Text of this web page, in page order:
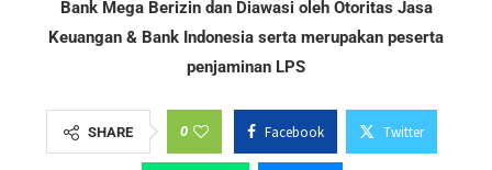
Bank Mega Berizin dan Diawasi oleh Otoritas Jasa
Keuangan & Bank Indonesia serta merupakan peserta
penjaminan LPS
SHARE 0 Facebook Twitter